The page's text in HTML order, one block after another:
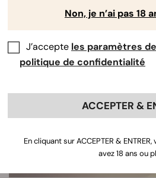
Non, je n’ai pas 18
J’accepte les paramètres
politique de confidentialité
ACCEPTER &
En cliquant sur ACCEPTER &
avez 18 ans ou